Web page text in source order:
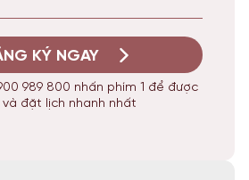
KÝ NGAY
989 800 nhấn phím 1 để được
đặt lịch nhanh nhất